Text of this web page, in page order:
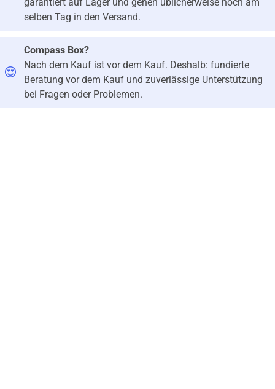
selben Tag in den Versand.
Compass Box?
Nach dem Kauf ist vor dem Kauf. Deshalb: fundierte
Beratung vor dem Kauf und zuverlässige Unterstützung
bei Fragen oder Problemen.